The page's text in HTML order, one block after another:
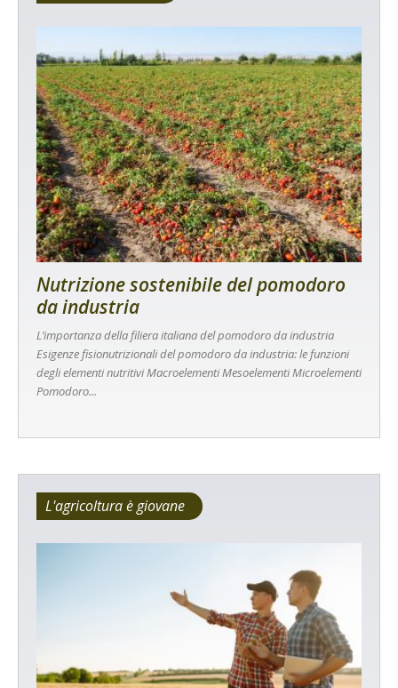
Nutrizione sostenibile del pomodoro
da industria
L’importanza della filiera italiana del pomodoro da industria
Esigenze fisionutrizionali del pomodoro da industria: le funzioni
degli elementi nutritivi Macroelementi Mesoelementi Microelementi
Pomodoro...
L'agricoltura è giovane